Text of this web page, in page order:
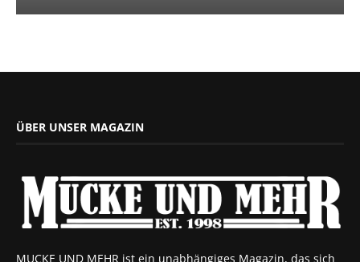
ÜBER UNSER MAGAZIN
MUCKE UND MEHR ist ein unabhängiges Magazin, das sich